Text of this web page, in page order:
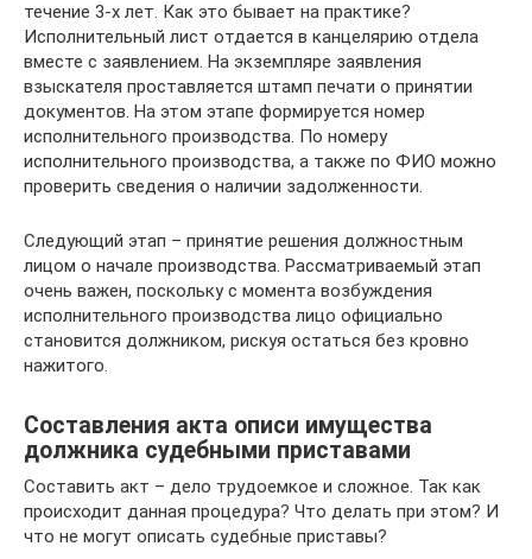
течение 3-х лет. Как это бывает на практике?
Исполнительный лист отдается в канцелярию отдела
вместе с заявлением. На экземпляре заявления
взыскателя проставляется штамп печати о принятии
документов. На этом этапе формируется номер
исполнительного производства. По номеру
исполнительного производства, а также по ФИО можно
проверить сведения о наличии задолженности.
Следующий этап – принятие решения должностным
лицом о начале производства. Рассматриваемый этап
очень важен, поскольку с момента возбуждения
исполнительного производства лицо официально
становится должником, рискуя остаться без кровно
нажитого.
Составления акта описи имущества
должника судебными приставами
Составить акт – дело трудоемкое и сложное. Так как
происходит данная процедура? Что делать при этом? И
что не могут описать судебные приставы?